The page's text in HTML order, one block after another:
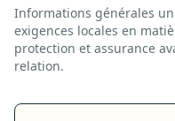
Informations générales
exigences locales en
protection et assurance
relation.